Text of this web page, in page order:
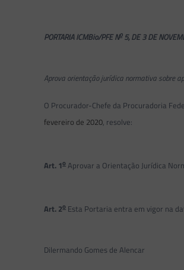
PORTARIA ICMBio/PFE No5, DE 3 DE
Aprova orientação jurídica normativa sobre
O Procurador-Chefe da Procuradoria
fevereiro de 2020, resolve:
Art. 1o Aprovar a Orientação Jurídica
Art. 2o Esta Portaria entra em vigor na
Dilermando Gomes de Alencar